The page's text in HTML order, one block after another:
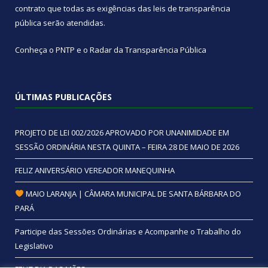
contrato que todas as exigências das leis de transparência
pública serão atendidas.
Conheça o PNTP e o Radar da Transparência Pública
ÚLTIMAS PUBLICAÇÕES
PROJETO DE LEI 002/2026 APROVADO POR UNANIMIDADE EM
SESSÃO ORDINÁRIA NESTA QUINTA – FEIRA 28 DE MAIO DE 2026
FELIZ ANIVERSÁRIO VEREADOR MANEQUINHA
MAIO LARANJA | CÂMARA MUNICIPAL DE SANTA BÁRBARA DO
PARÁ
Participe das Sessões Ordinárias e Acompanhe o Trabalho do
Legislativo